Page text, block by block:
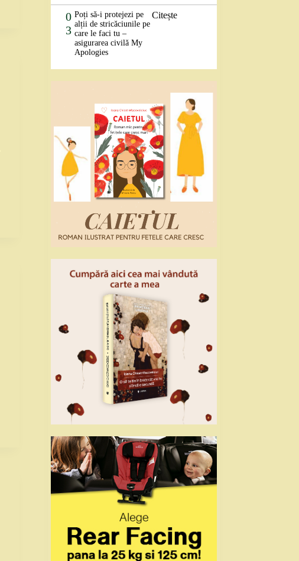
0
3
Poți să-i protejezi pe
alții de stricăciunile pe
care le faci tu –
asigurarea civilă My
Apologies
Citește